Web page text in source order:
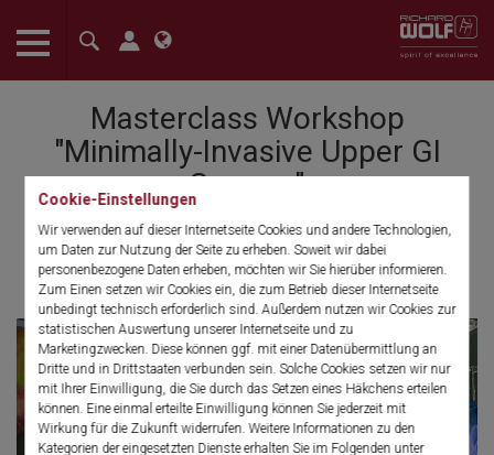
Cookie-Einstellungen
Wir verwenden auf dieser Internetseite Cookies und andere Technologien,
um Daten zur Nutzung der Seite zu erheben. Soweit wir dabei
personenbezogene Daten erheben, möchten wir Sie hierüber informieren.
Zum Einen setzen wir Cookies ein, die zum Betrieb dieser Internetseite
unbedingt technisch erforderlich sind. Außerdem nutzen wir Cookies zur
statistischen Auswertung unserer Internetseite und zu
Marketingzwecken. Diese können ggf. mit einer Datenübermittlung an
Dritte und in Drittstaaten verbunden sein. Solche Cookies setzen wir nur
mit Ihrer Einwilligung, die Sie durch das Setzen eines Häkchens erteilen
können. Eine einmal erteilte Einwilligung können Sie jederzeit mit
Wirkung für die Zukunft widerrufen. Weitere Informationen zu den
Kategorien der eingesetzten Dienste erhalten Sie im Folgenden unter
The language setting of your browser is set to English. Do you
Confirm
Masterclass Workshop
"Minimally-Invasive Upper GI
Surgery"
University Medical Center Mainz,
Germany - March 14 to 15, 2024